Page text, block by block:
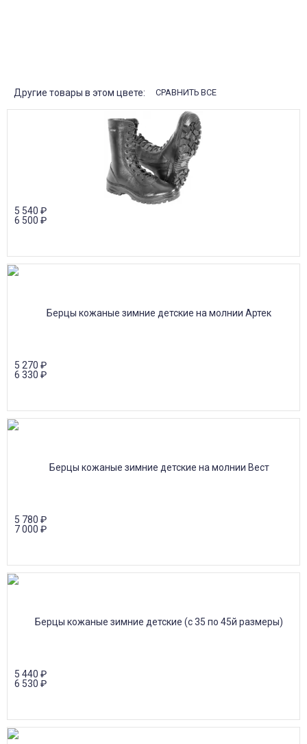
Другие товары в этом цвете: СРАВНИТЬ ВСЕ
5 540 ₽
6 500 ₽
5 270 ₽
6 330 ₽
5 780 ₽
7 000 ₽
5 440 ₽
6 530 ₽